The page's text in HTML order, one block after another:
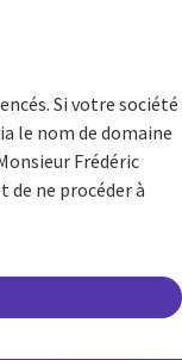
Si votre société
le nom de domaine
Frédéric
de ne procéder à